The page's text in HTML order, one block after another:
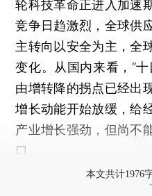
轮科技革命正进入加速
竞争日趋激烈，全球供
主转向以安全为主，全
变化。从国内来看，“
由增转降的拐点已经出
增长动能开始放缓，给
产业增长强劲，但尚不
口。
本文共计1976